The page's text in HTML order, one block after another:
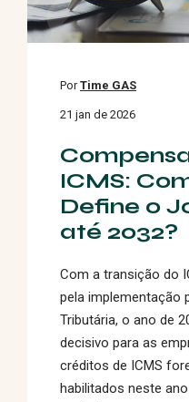
PorTime GAS
21 jan de 2026
ICMS:
Define o
até 2032?
Com a transição do
pela implementação
Tributária, o ano de
decisivo para as
créditos de ICMS
habilitados neste